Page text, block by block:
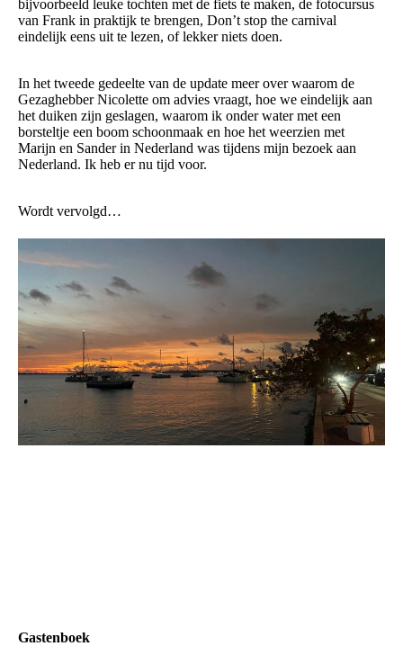
bijvoorbeeld leuke tochten met de fiets te maken, de fotocursus
van Frank in praktijk te brengen, Don’t stop the carnival
eindelijk eens uit te lezen, of lekker niets doen.
In het tweede gedeelte van de update meer over waarom de
Gezaghebber Nicolette om advies vraagt, hoe we eindelijk aan
het duiken zijn geslagen, waarom ik onder water met een
borsteltje een boom schoonmaak en hoe het weerzien met
Marijn en Sander in Nederland was tijdens mijn bezoek aan
Nederland. Ik heb er nu tijd voor.
Wordt vervolgd…
Gastenboek